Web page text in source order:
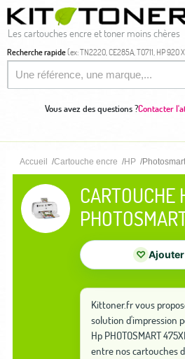
Les cartouches encre et toner moins chères
Recherche rapide(ex: TN2220, CE285A, T0711, HP 920
Vous avez des questions ?Contacter
Accueil Cartouche encre HP
CARTOUCHE
♡
Kittoner.fr vous
solution d'impression
Hp PHOTOSMART
entre nos cartouches